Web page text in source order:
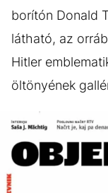
borítón Donald
látható, az
Hitler
öltönyének